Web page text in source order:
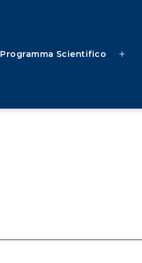
Programma Scientifico